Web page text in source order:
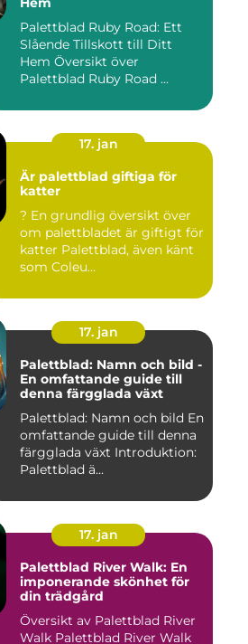
Palettblad Ruby Road: Ett
Slående Tillskott till Ditt
Hem Översikt över
Palettblad Ruby Road ...
17. jan
Är palettblad giftiga för
katter
? En grundlig översikt över
om palettbladet är giftigt för
katter Palettblad, även känt
som Coleu...
17. jan
Palettblad: Namn och bild -
En omfattande guide till
denna färgglada växt
Palettblad: Namn och bild En
omfattande guide till denna
färgglada växt Introduktion:
Palettblad ä...
17. jan
Palettblad River Walk: En
imponerande skönhet för
din trädgård
Översikt av Palettblad River
Walk Palettblad River Walk